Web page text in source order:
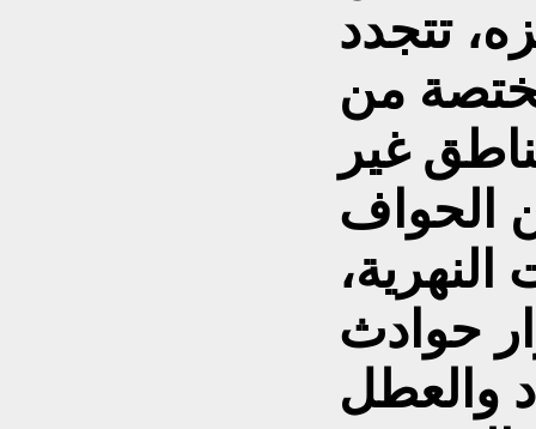
تتجدد
من
غير
الحواف
النهرية،
حوادث
والعطل